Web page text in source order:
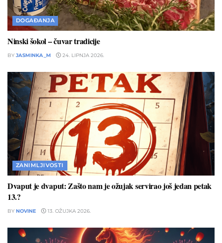
DOGAĐANJA
Ninski šokol – čuvar tradicije
BY JASMINKA_M 24. LIPNJA 2026.
ZANIMLJIVOSTI
Dvaput je dvaput: Zašto nam je ožujak servirao još jedan petak
13.?
BY NOVINE 13. OŽUJKA 2026.